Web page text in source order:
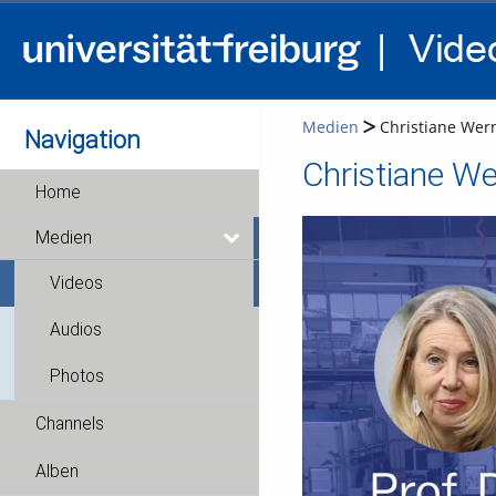
Navigation
Home
Medien
Videos
Audios
Photos
Channels
Alben
Medien Christiane
Christiane